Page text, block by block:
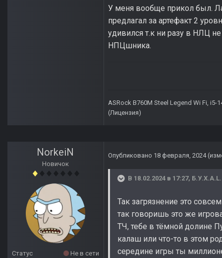
У меня вообще прикол был.
предлагал за артефакт 2
удивился т.к ни разу в НЛЦ
НПЦшника.
ASRock B760M Steel Legend Wi Fi, i5-
(Лицензия)
NorkeiN
Новичок
Статус
Не в сети
Опубликовано 18 февраля, 2024
В 18.02.2024 в 17:27,
Так загрязнение это
так говоришь это же
ТЧ, тебе в тёмной долине
калаш или что-то в этом
середине игры ты